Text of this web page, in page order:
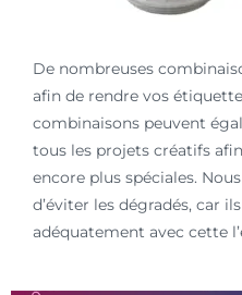
De nombreuses
afin de rendre vos
combinaisons peuvent
tous les projets créatifs
encore plus spéciales.
d’éviter les dégradés, car
adéquatement avec cette